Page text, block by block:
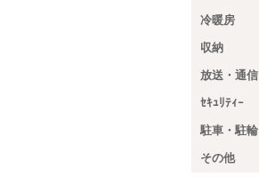
冷暖房
収納
放送・通信
ｾｷｭﾘﾃｨｰ
駐車・駐輪
その他